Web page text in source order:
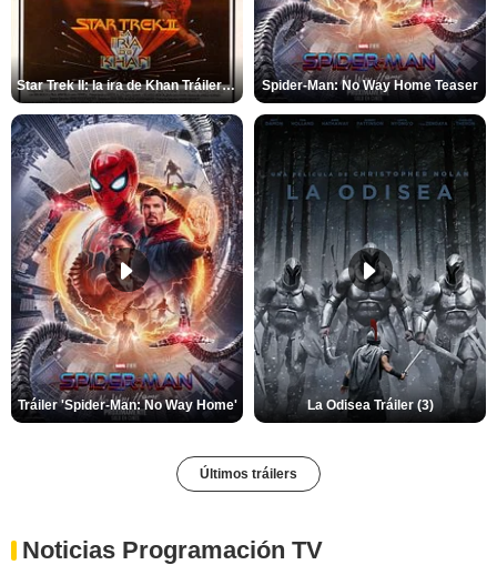
Star Trek II: la ira de Khan Tráiler VO Spider-Man: No Way Home Teaser
Tráiler 'Spider-Man: No Way Home' La Odisea Tráiler (3)
Últimos tráilers
Noticias Programación TV